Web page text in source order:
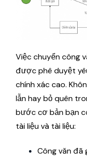
Việc chuyển công
được phê duyệt
chính xác cao.
lẫn hay bỏ quên
bước cơ bản bạn
tài liệu và tài liệu:
Công văn đã